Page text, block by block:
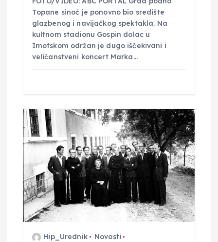
Topane sinoć je ponovno bio središte
glazbenog i navijačkog spektakla. Na
kultnom stadionu Gospin dolac u
Imotskom održan je dugo iščekivani i
veličanstveni koncert Marka…
Hip_Urednik
Novosti